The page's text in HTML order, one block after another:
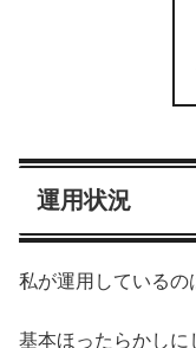
運用状況
私が運用しているの
基本ほったらかしに